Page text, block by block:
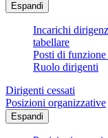
Espandi
Incarichi
tabellare
Posti di
Ruolo dirigenti
Dirigenti cessati
Posizioni organizzative
Espandi